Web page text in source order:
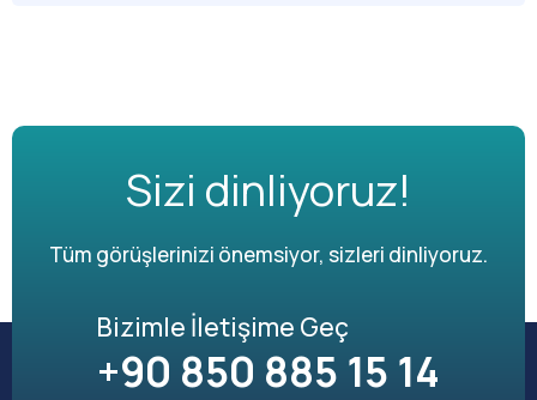
Sizi dinliyoruz!
Tüm görüşlerinizi önemsiyor, sizleri dinliyoruz.
Bizimle İletişime Geç
+90 850 885 15 14